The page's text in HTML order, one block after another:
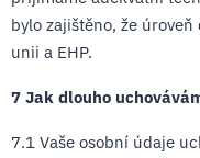
bylo zajištěno, že
unii a EHP.
7 Jak dlouho
7.1 Vaše osobní údaje